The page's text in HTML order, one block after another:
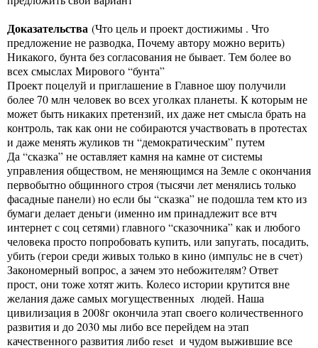
Доказательства (Что цель и проект достижимы . Что
предложение не разводка, Почему автору можно верить)
Никакого, бунта без согласования не бывает. Тем более во
всех смыслах Мирового “бунта”
Проект поцелуй и приглашение в Главное шоу получили
более 70 млн человек во всех уголках планеты. К которым не
может быть никаких претензий, их даже нет смысла брать на
контроль, так как они не собираются участвовать в протестах
и даже менять жуликов тн “демократическим” путем
Да “сказка” не оставляет камня на камне от системы
управления обществом, не меняющимся на Земле с окончания
первобытно общинного строя (тысячи лет менялись только
фасадные панели) но если бы “сказка” не подошла тем кто из
бумаги делает деньги (именно им принадлежит все втч
интернет с соц сетями) главного “сказочника” как и любого
человека просто попробовать купить, или запугать, посадить,
убить (герои среди живых только в кино (импульс не в счет)
Закономерный вопрос, а зачем это небожителям? Ответ
прост, они тоже хотят жить. Колесо истории крутится вне
желания даже самых могущественных людей. Наша
цивилизация в 2008г окончила этап своего количественного
развития и до 2030 мы либо все перейдем на этап
качественного развития либо reset и чудом выжившие все